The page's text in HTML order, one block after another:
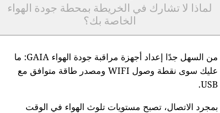
لماذا لا تشارك في الخريطة بمحطة جودة الهواء
الخاصة بك؟
من السهل جدًا إعداد أجهزة مراقبة جودة الهواء GAIA: ما
عليك سوى نقطة وصول WIFI ومصدر طاقة متوافق مع
USB.
بمجرد الاتصال، تصبح مستويات تلوث الهواء في الوقت